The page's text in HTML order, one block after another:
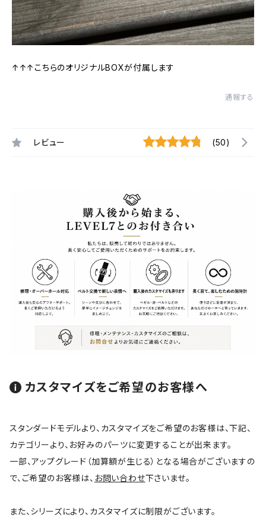
↑↑↑こちらのオリジナルBOXが付属します
通報する
レビュー (50)
カスタマイズをご希望のお客様へ
スタンダードモデルより、カスタマイズをご希望のお客様は、下記、
カテゴリーより、お好みのパーツに変更することが出来ます。
一部、アップグレード（加算額が生じる）となる場合がございますの
で、ご希望のお客様は、 お問い合わせ下さいませ。
また、シリーズにより、カスタマイズに制限がございます。